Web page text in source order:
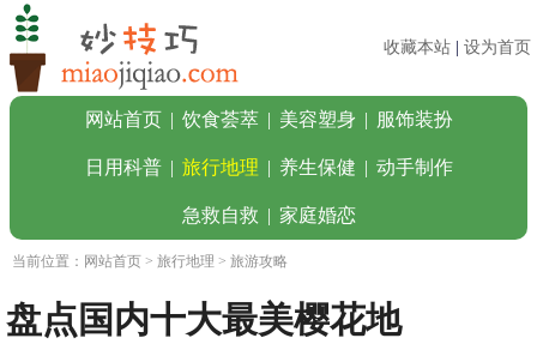
收藏本站 设为首页
网站首页 | 饮食荟萃 | 美容塑身 | 服饰装扮
日用科普 | 旅行地理 | 养生保健 | 动手制作
急救自救 | 家庭婚恋
当前位置： 网站首页 > 旅行地理 > 旅游攻略
盘点国内十大最美樱花地